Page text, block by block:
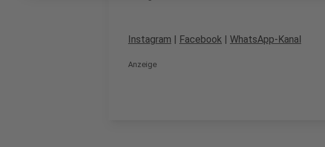
Instagram | Facebook | WhatsApp-Kanal
Anzeige